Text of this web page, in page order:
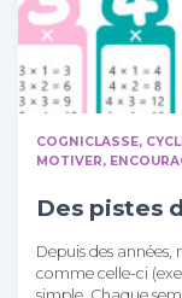
COGNICLASSE
MOTIVER,
Des pistes
Depuis des années,
comme celle-ci